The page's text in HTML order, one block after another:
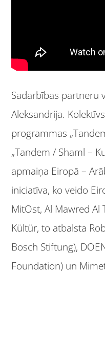
Sadarbības partneru
Aleksandrija.
programmas
„Tandem / Shaml –
apmaiņa Eiropā –
iniciatīva, ko veido
MitOst, Al Mawred Al
Kültür, to atbalsta
Bosch Stiftung),
Foundation) un